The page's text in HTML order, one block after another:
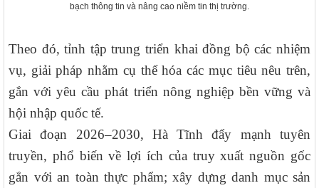
bạch thông tin và nâng cao niềm tin thị trường.
Theo đó, tỉnh tập trung triển khai đồng bộ các nhiệm
vụ, giải pháp nhằm cụ thể hóa các mục tiêu nêu trên,
gắn với yêu cầu phát triển nông nghiệp bền vững và
hội nhập quốc tế.
Giai đoạn 2026–2030, Hà Tĩnh đẩy mạnh tuyên
truyền, phổ biến về lợi ích của truy xuất nguồn gốc
gắn với an toàn thực phẩm; xây dựng danh mục sản